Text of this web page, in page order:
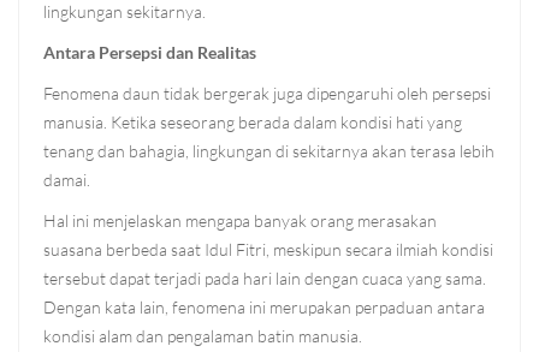
lingkungan sekitarnya.
Antara Persepsi dan Realitas
Fenomena daun tidak bergerak juga dipengaruhi oleh persepsi
manusia. Ketika seseorang berada dalam kondisi hati yang
tenang dan bahagia, lingkungan di sekitarnya akan terasa lebih
damai.
Hal ini menjelaskan mengapa banyak orang merasakan
suasana berbeda saat Idul Fitri, meskipun secara ilmiah kondisi
tersebut dapat terjadi pada hari lain dengan cuaca yang sama.
Dengan kata lain, fenomena ini merupakan perpaduan antara
kondisi alam dan pengalaman batin manusia.